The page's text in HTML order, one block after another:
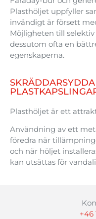
Plasthöljet uppfyller
invändigt är försett
Möjligheten till selektiv
dessutom ofta en
egenskaperna.
Plasthöljet är ett
Användning av ett
föredra när
och när höljet
kan utsättas för
+46